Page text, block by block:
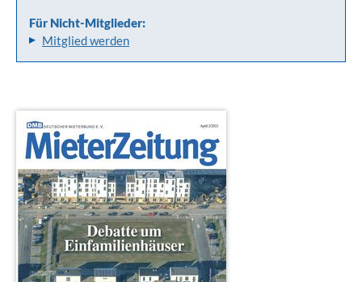
Für Nicht-Mitglieder:
Mitglied werden